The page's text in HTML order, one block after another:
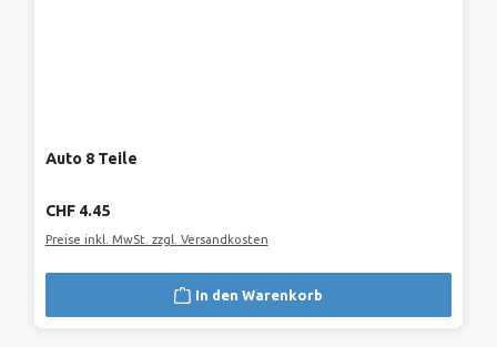
Auto 8 Teile
Regulärer Preis:
CHF 4.45
Preise inkl. MwSt. zzgl. Versandkosten
In den Warenkorb